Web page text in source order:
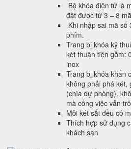
Bộ khóa điện tử là
đặt được từ 3 – 8
Khi nhập sai mã
phím.
Trang bị khóa kỹ
két thuận tiện gồm:
inox
Trang bị khóa khẩn
không phải phá két,
(chìa dự phòng).
mà công việc vẫn
Mỗi két sắt đều có
Thích hợp sử dụng
khách sạn